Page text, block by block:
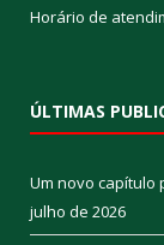
Horário de
ÚLTIMAS
Um novo capítulo
julho de 2026